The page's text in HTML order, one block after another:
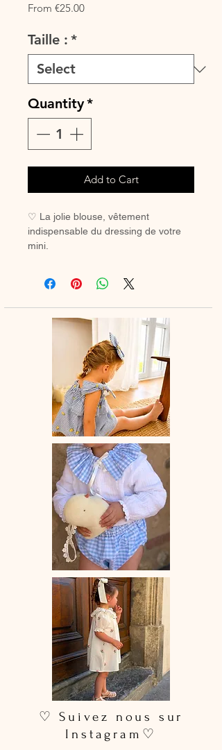
From €25.00Sale
Taille : *
Quantity*
Add to Cart
♡ La jolie blouse, vêtement
indispensable du dressing de votre
mini.
tout en douceur.
♡Blouse bretelles à nouer, volant
♡ Le délai de fabrication est de 15 à
28 jours ouvrés selon les commandes
en cours.
♡ Lavage à la main ou en machine
30° max, couleurs similaires, cycle
délicat. Ne pas utilser de sèche-linge
♡ Suivez nous sur
Instagram♡